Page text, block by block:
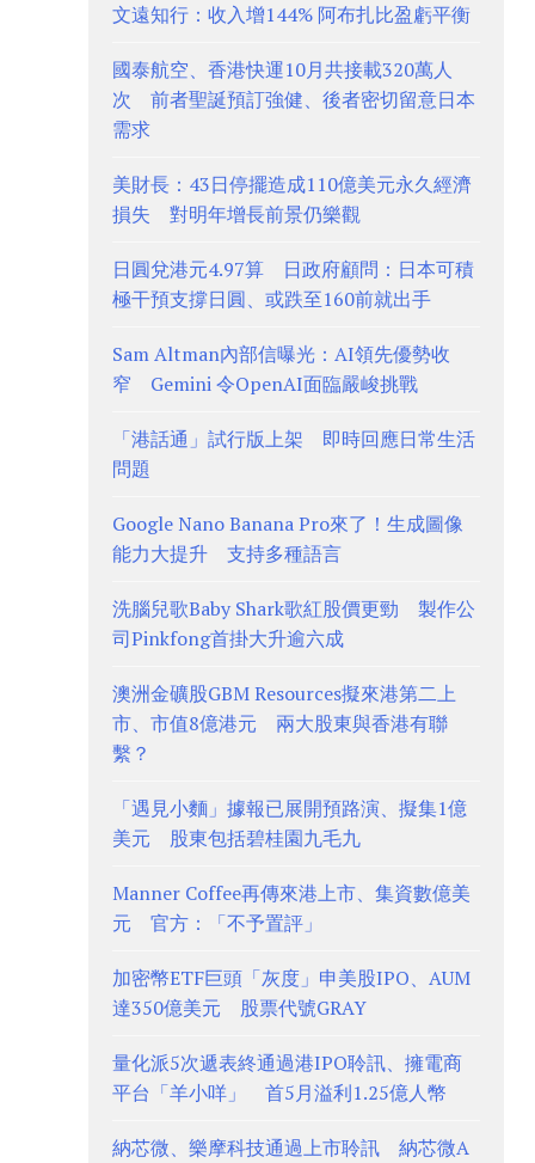
文遠知行：收入增144% 阿布扎比盈虧平衡
國泰航空、香港快運10月共接載320萬人
次 前者聖誕預訂強健、後者密切留意日本
需求
美財長：43日停擺造成110億美元永久經濟
損失 對明年增長前景仍樂觀
日圓兌港元4.97算 日政府顧問：日本可積
極干預支撐日圓、或跌至160前就出手
Sam Altman內部信曝光：AI領先優勢收
窄 Gemini 令OpenAI面臨嚴峻挑戰
「港話通」試行版上架 即時回應日常生活
問題
Google Nano Banana Pro來了！生成圖像
能力大提升 支持多種語言
洗腦兒歌Baby Shark歌紅股價更勁 製作公
司Pinkfong首掛大升逾六成
澳洲金礦股GBM Resources擬來港第二上
市、市值8億港元 兩大股東與香港有聯
繫？
「遇見小麵」據報已展開預路演、擬集1億
美元 股東包括碧桂園九毛九
Manner Coffee再傳來港上市、集資數億美
元 官方：「不予置評」
加密幣ETF巨頭「灰度」申美股IPO、AUM
達350億美元 股票代號GRAY
量化派5次遞表終通過港IPO聆訊、擁電商
平台「羊小咩」 首5月溢利1.25億人幣
納芯微、樂摩科技通過上市聆訊 納芯微A